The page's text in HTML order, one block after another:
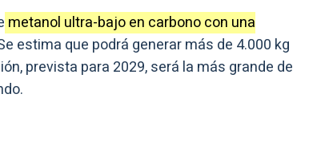
metanol ultra-bajo en carbono con una
estima que podrá generar más de 4.000 kg
prevista para 2029, será la más grande de